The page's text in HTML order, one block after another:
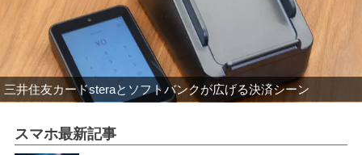
三井住友カードsteraとソフトバンクが広げる決済シーン
スマホ最新記事